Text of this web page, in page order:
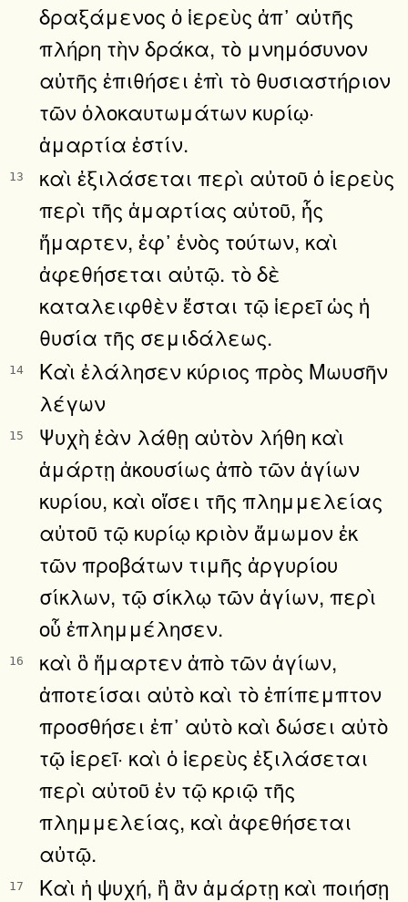
δραξάμενος ὁ ἱερεὺς ἀπ᾿ αὐτῆς
πλήρη τὴν δράκα, τὸ μνημόσυνον
αὐτῆς ἐπιθήσει ἐπὶ τὸ θυσιαστήριον
τῶν ὁλοκαυτωμάτων κυρίῳ·
ἁμαρτία ἐστίν.
13
καὶ ἐξιλάσεται περὶ αὐτοῦ ὁ ἱερεὺς
περὶ τῆς ἁμαρτίας αὐτοῦ, ἧς
ἥμαρτεν, ἐφ᾿ ἑνὸς τούτων, καὶ
ἀφεθήσεται αὐτῷ. τὸ δὲ
καταλειφθὲν ἔσται τῷ ἱερεῖ ὡς ἡ
θυσία τῆς σεμιδάλεως.
14
Καὶ ἐλάλησεν κύριος πρὸς Μωυσῆν
λέγων
15
Ψυχὴ ἐὰν λάθῃ αὐτὸν λήθη καὶ
ἁμάρτῃ ἀκουσίως ἀπὸ τῶν ἁγίων
κυρίου, καὶ οἴσει τῆς πλημμελείας
αὐτοῦ τῷ κυρίῳ κριὸν ἄμωμον ἐκ
τῶν προβάτων τιμῆς ἀργυρίου
σίκλων, τῷ σίκλῳ τῶν ἁγίων, περὶ
οὗ ἐπλημμέλησεν.
16
καὶ ὃ ἥμαρτεν ἀπὸ τῶν ἁγίων,
ἀποτείσαι αὐτὸ καὶ τὸ ἐπίπεμπτον
προσθήσει ἐπ᾿ αὐτὸ καὶ δώσει αὐτὸ
τῷ ἱερεῖ· καὶ ὁ ἱερεὺς ἐξιλάσεται
περὶ αὐτοῦ ἐν τῷ κριῷ τῆς
πλημμελείας, καὶ ἀφεθήσεται
αὐτῷ.
17
Καὶ ἡ ψυχή, ἣ ἂν ἁμάρτῃ καὶ ποιήσῃ